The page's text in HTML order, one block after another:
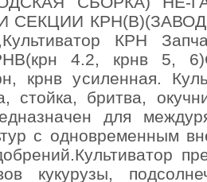
СЕКЦИИ
КРН
4.2, крнв 5,
крнв усиленная.
стойка, бритва,
для
с одновременным
кукурузы,